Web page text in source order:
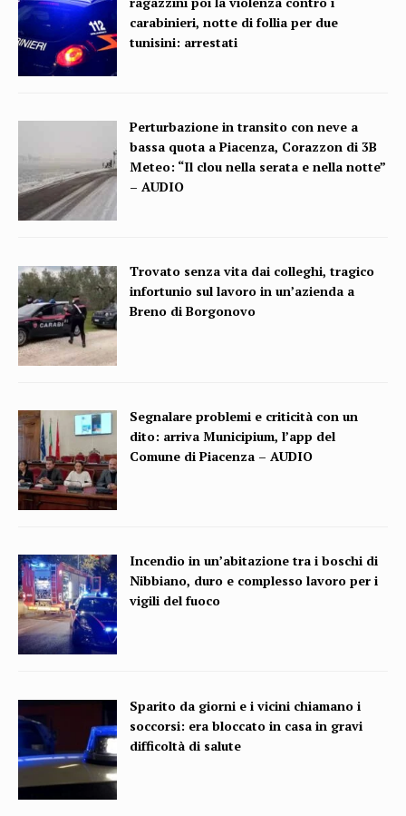
carabinieri, notte di follia per due
tunisini: arrestati
Perturbazione in transito con neve a
bassa quota a Piacenza, Corazzon di 3B
Meteo: “Il clou nella serata e nella notte”
– AUDIO
Trovato senza vita dai colleghi, tragico
infortunio sul lavoro in un’azienda a
Breno di Borgonovo
Segnalare problemi e criticità con un
dito: arriva Municipium, l’app del
Comune di Piacenza – AUDIO
Incendio in un’abitazione tra i boschi di
Nibbiano, duro e complesso lavoro per i
vigili del fuoco
Sparito da giorni e i vicini chiamano i
soccorsi: era bloccato in casa in gravi
difficoltà di salute